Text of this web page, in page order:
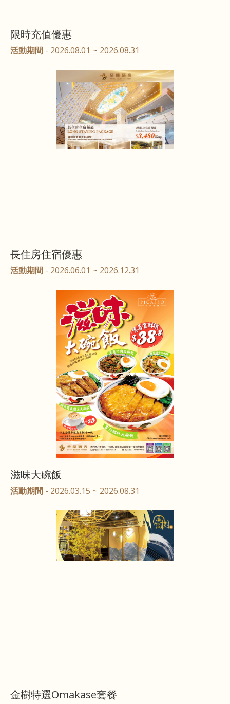
限時充值優惠
活動期間 - 2026.08.01 ~ 2026.08.31
長住房住宿優惠
活動期間 - 2026.06.01 ~ 2026.12.31
滋味大碗飯
活動期間 - 2026.03.15 ~ 2026.08.31
金樹特選Omakase套餐